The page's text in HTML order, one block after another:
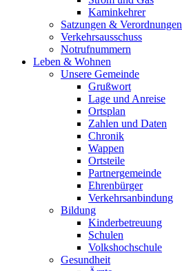
Kaminkehrer
Satzungen & Verordnungen
Verkehrsausschuss
Notrufnummern
Leben & Wohnen
Unsere Gemeinde
Grußwort
Lage und Anreise
Ortsplan
Zahlen und Daten
Chronik
Wappen
Ortsteile
Partnergemeinde
Ehrenbürger
Verkehrsanbindung
Bildung
Kinderbetreuung
Schulen
Volkshochschule
Gesundheit